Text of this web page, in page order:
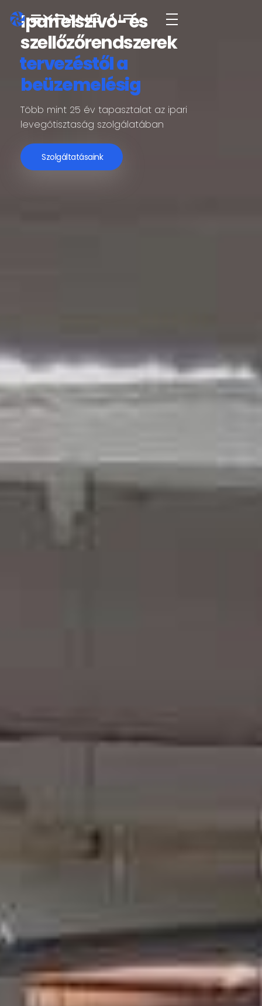
Expand Air
Ipari elszívó- és
szellőzőrendszerek
tervezéstől a
beüzemelésig
Több mint 25 év tapasztalat az ipari
levegőtisztaság szolgálatában
Szolgáltatásaink